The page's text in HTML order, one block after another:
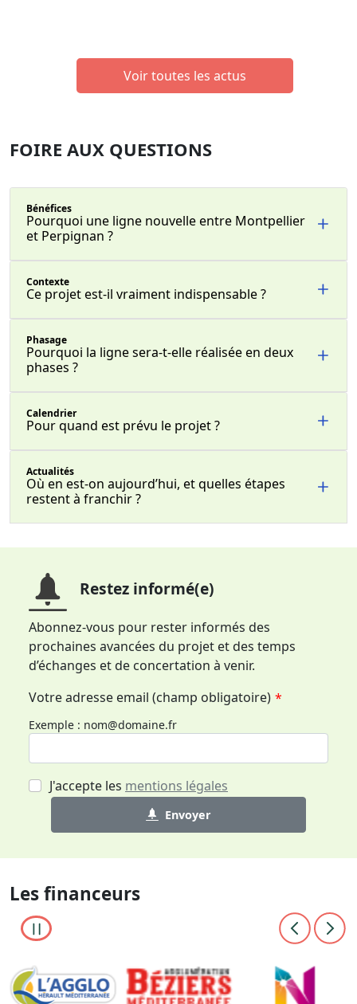
Voir toutes les actus
FOIRE AUX QUESTIONS
Bénéfices
Pourquoi une ligne nouvelle entre Montpellier
et Perpignan ?
Contexte
Ce projet est-il vraiment indispensable ?
Phasage
Pourquoi la ligne sera-t-elle réalisée en deux
phases ?
Calendrier
Pour quand est prévu le projet ?
Actualités
Où en est-on aujourd’hui, et quelles étapes
restent à franchir ?
Restez informé(e)
Abonnez-vous pour rester informés des
prochaines avancées du projet et des temps
d’échanges et de concertation à venir.
Votre adresse email (champ obligatoire) *
Exemple : nom@domaine.fr
J'accepte les mentions légales
Envoyer
Les financeurs
Image Image Image